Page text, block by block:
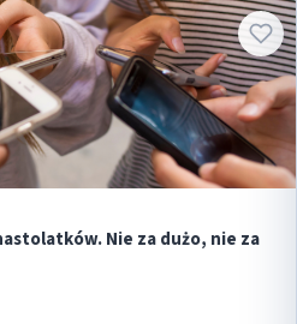
Nie za dużo, nie za